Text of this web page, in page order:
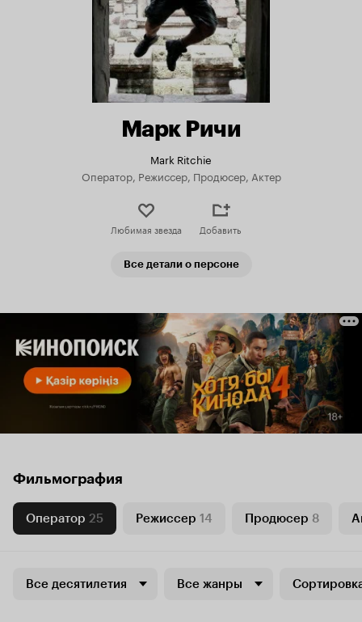
Марк Ричи
Mark Ritchie
Оператор, Режиссер, Продюсер, Актер
Любимая звезда Добавить
Все детали о персоне
Фильмография
Оператор 25 Режиссер 14 Продюсер 8
Все десятилетия Все жанры